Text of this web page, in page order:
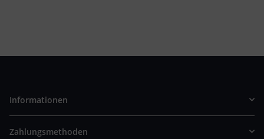
Informationen
Zahlungsmethoden